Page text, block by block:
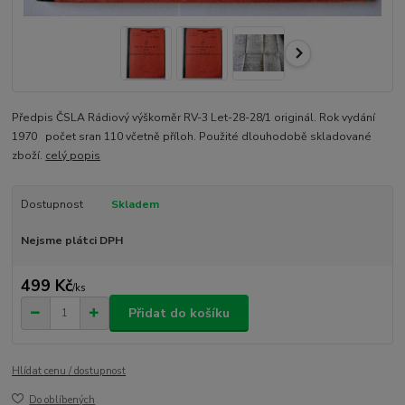
Předpis ČSLA Rádiový výškoměr RV-3 Let-28-28/1 originál. Rok vydání
1970 počet sran 110 včetně příloh. Použité dlouhodobě skladované
zboží. celý popis
Dostupnost Skladem
Nejsme plátci DPH
499 Kč/ks
Přidat do košíku
Hlídat cenu / dostupnost
Do oblíbených